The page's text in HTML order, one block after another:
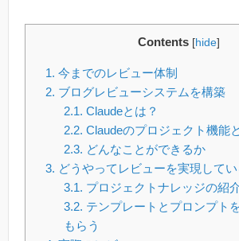
Contents [hide]
1. 今までのレビュー体制
2. ブログレビューシステムを構築
2.1. Claudeとは？
2.2. Claudeのプロジェクト機能
2.3. どんなことができるか
3. どうやってレビューを実現して
3.1. プロジェクトナレッジの紹
3.2. テンプレートとプロンプト
もらう